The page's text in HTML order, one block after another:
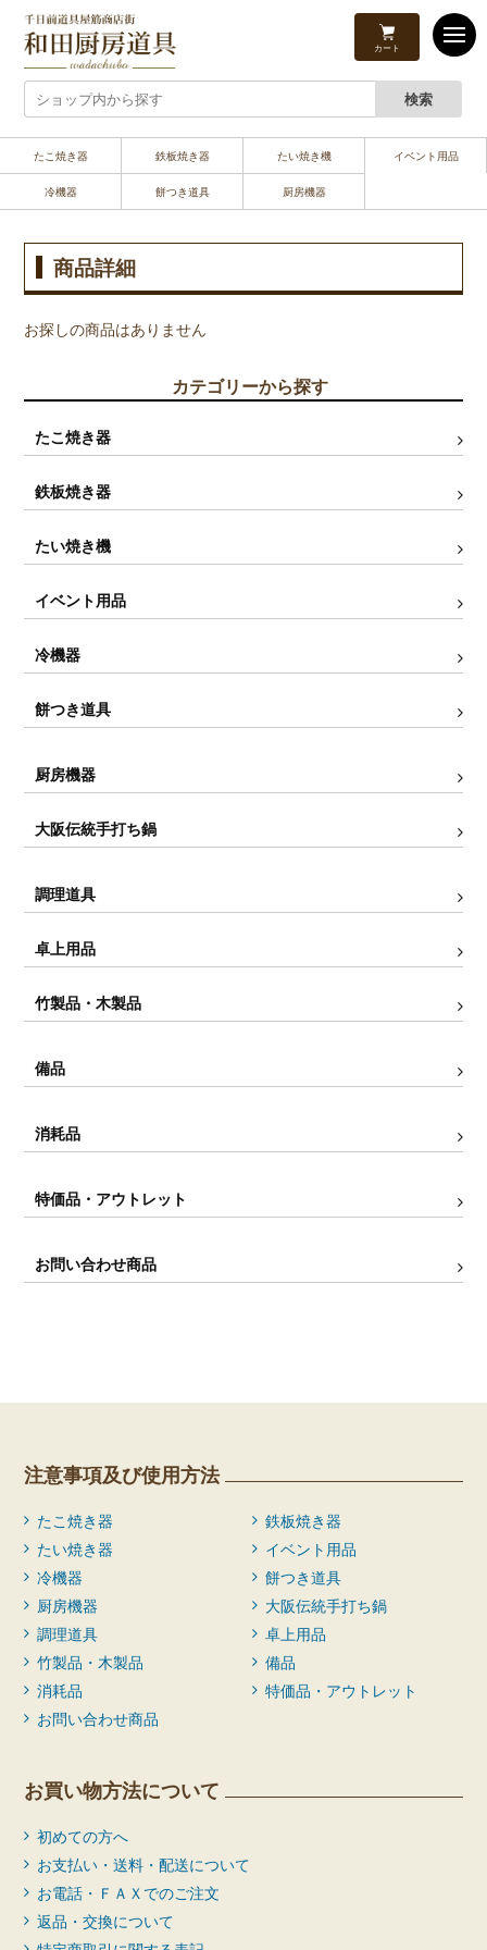
カート
たこ焼き器 鉄板焼き器 たい焼き機 イベント用品
冷機器 餅つき道具 厨房機器
商品詳細
お探しの商品はありません
カテゴリーから探す
たこ焼き器
鉄板焼き器
たい焼き機
イベント用品
冷機器
餅つき道具
厨房機器
大阪伝統手打ち鍋
調理道具
卓上用品
竹製品・木製品
備品
消耗品
特価品・アウトレット
お問い合わせ商品
注意事項及び使用方法
たこ焼き器
鉄板焼き器
たい焼き器
イベント用品
冷機器
餅つき道具
厨房機器
大阪伝統手打ち鍋
調理道具
卓上用品
竹製品・木製品
備品
消耗品
特価品・アウトレット
お問い合わせ商品
お買い物方法について
初めての方へ
お支払い・送料・配送について
お電話・ＦＡＸでのご注文
返品・交換について